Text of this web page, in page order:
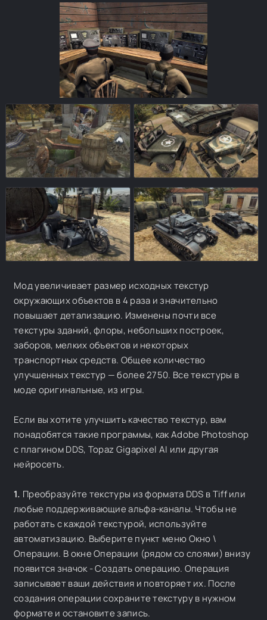
Мод увеличивает размер исходных текстур
окружающих объектов в 4 раза и значительно
повышает детализацию. Изменены почти все
текстуры зданий, флоры, небольших построек,
заборов, мелких объектов и некоторых
транспортных средств. Общее количество
улучшенных текстур — более 2750. Все текстуры в
моде оригинальные, из игры.
Если вы хотите улучшить качество текстур, вам
понадобятся такие программы, как Adobe Photoshop
с плагином DDS, Topaz Gigapixel AI или другая
нейросеть.
1. Преобразуйте текстуры из формата DDS в Tiff или
любые поддерживающие альфа-каналы. Чтобы не
работать с каждой текстурой, используйте
автоматизацию. Выберите пункт меню Окно \
Операции. В окне Операции (рядом со слоями) внизу
появится значок - Создать операцию. Операция
записывает ваши действия и повторяет их. После
создания операции сохраните текстуру в нужном
формате и остановите запись.